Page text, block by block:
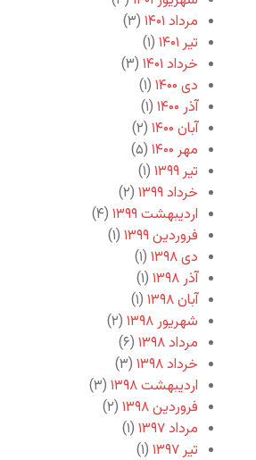
مرداد ۱۴۰۱
(۳)
تیر ۱۴۰۱
(۱)
خرداد ۱۴۰۱
(۳)
دی ۱۴۰۰
(۱)
آذر ۱۴۰۰
(۱)
آبان ۱۴۰۰
(۲)
مهر ۱۴۰۰
(۵)
تیر ۱۳۹۹
(۱)
خرداد ۱۳۹۹
(۲)
اردیبهشت ۱۳۹۹
(۴)
فروردین ۱۳۹۹
(۱)
دی ۱۳۹۸
(۱)
آذر ۱۳۹۸
(۱)
آبان ۱۳۹۸
(۱)
شهریور ۱۳۹۸
(۲)
مرداد ۱۳۹۸
(۶)
خرداد ۱۳۹۸
(۳)
اردیبهشت ۱۳۹۸
(۳)
فروردین ۱۳۹۸
(۲)
مرداد ۱۳۹۷
(۱)
تیر ۱۳۹۷
(۱)